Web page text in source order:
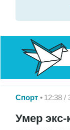
Спорт 12:38 /
Умер